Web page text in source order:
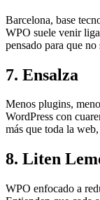
Barcelona, base
WPO suele venir
pensado para que
7. Ensalza
Menos plugins,
WordPress con
más que toda la
8. Liten
WPO enfocado a